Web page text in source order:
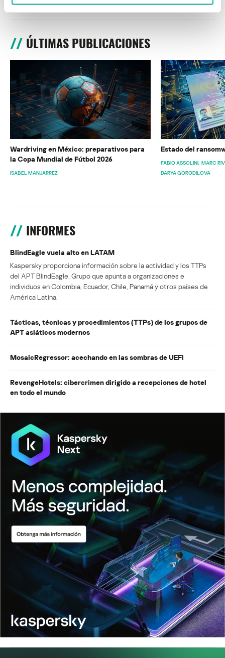
ÚLTIMAS PUBLICACIONES
Wardriving en México: preparativos para
la Copa Mundial de Fútbol 2026
ISABEL MANJARREZ
Estado del
FABIO ASSOLINI MARC
DARYA GORODILOVA
INFORMES
BlindEagle vuela alto en LATAM
Kaspersky proporciona información sobre la actividad y los TTPs
del APT BlindEagle. Grupo que apunta a organizaciones e
individuos en Colombia, Ecuador, Chile, Panamá y otros países de
América Latina.
Tácticas, técnicas y procedimientos (TTPs) de los grupos de
APT asiáticos modernos
MosaicRegressor: acechando en las sombras de UEFI
RevengeHotels: cibercrimen dirigido a recepciones de hotel
en todo el mundo